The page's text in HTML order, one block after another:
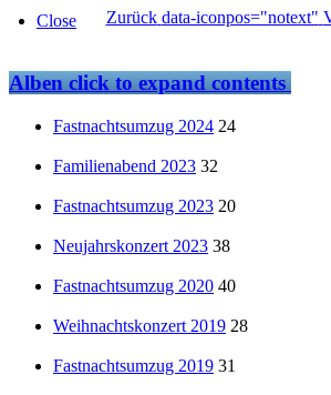
Zurück data-iconpos="notext"
Close
Albenclick to expand contents
Fastnachtsumzug 2024 24
Familienabend 2023 32
Fastnachtsumzug 2023 20
Neujahrskonzert 2023 38
Fastnachtsumzug 2020 40
Weihnachtskonzert 2019 28
Fastnachtsumzug 2019 31